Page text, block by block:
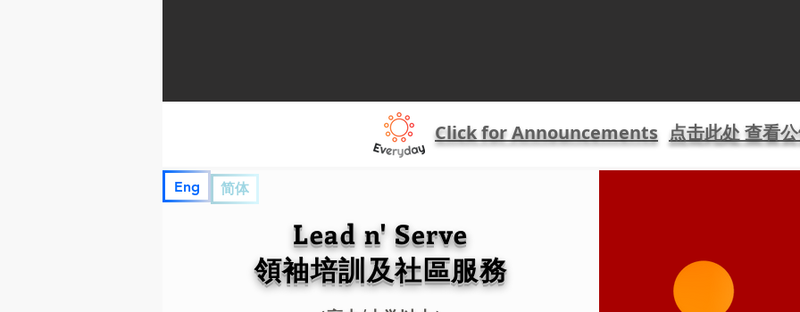
Click for Announcements 点击此处 查看
Eng 简体
Lead n' Serve
領袖培訓及社區服務